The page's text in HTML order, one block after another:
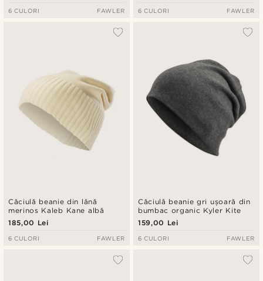
6 CULORI FAWLER 6 CULORI FAWLER
Căciulă beanie din lână
merinos Kaleb Kane albă
185,00 Lei
6 CULORI FAWLER
Căciulă beanie gri ușoară din
bumbac organic Kyler Kite
159,00 Lei
6 CULORI FAWLER